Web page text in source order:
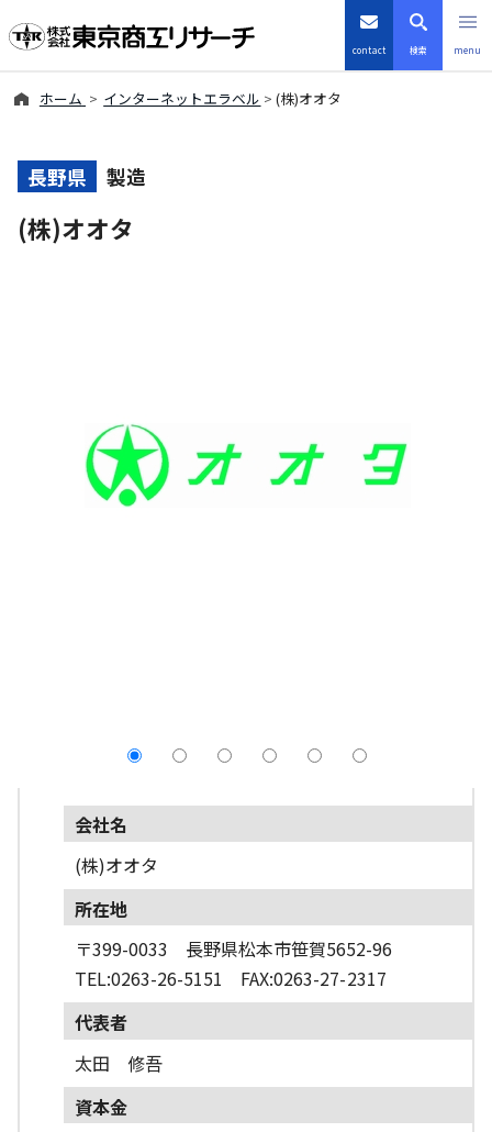
contact 検索 menu
導入事例
ホーム インターネットエラベル (株)オオタ
長野県 製造
(株)オオタ
会社名
(株)オオタ
所在地
〒399-0033 長野県松本市笹賀5652-96
TEL:0263-26-5151 FAX:0263-27-2317
代表者
太田 修吾
資本金